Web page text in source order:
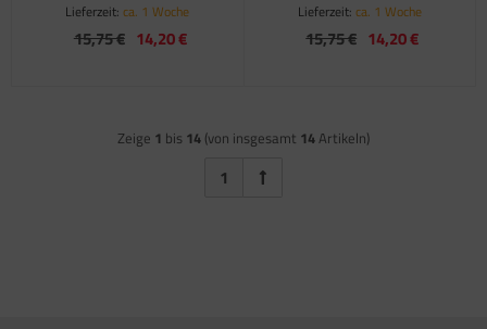
Lieferzeit:ca. 1 Woche
15,75 € 14,20 €
Lieferzeit: ca. 1 Woche
15,75 € 14,20 €
Zeige 1 bis 14 (von insgesamt 14Artikeln)
1